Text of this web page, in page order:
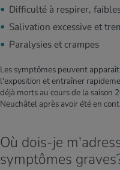
Difficulté à respirer,
Salivation excessive et
Paralysies et crampes
Les symptômes peuvent
l'exposition et entraîner
déjà morts au cours de la saison
Neuchâtel après avoir été en
Où dois-je
symptômes